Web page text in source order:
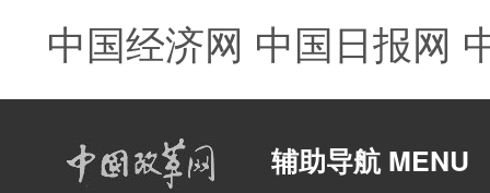
中国经济网 中国日报网
辅助导航 MENU